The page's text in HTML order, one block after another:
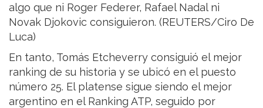
algo que ni Roger Federer, Rafael Nadal ni
Novak Djokovic consiguieron. (REUTERS/Ciro De
Luca)
En tanto, Tomás Etcheverry consiguió el mejor
ranking de su historia y se ubicó en el puesto
número 25. El platense sigue siendo el mejor
argentino en el Ranking ATP, seguido por